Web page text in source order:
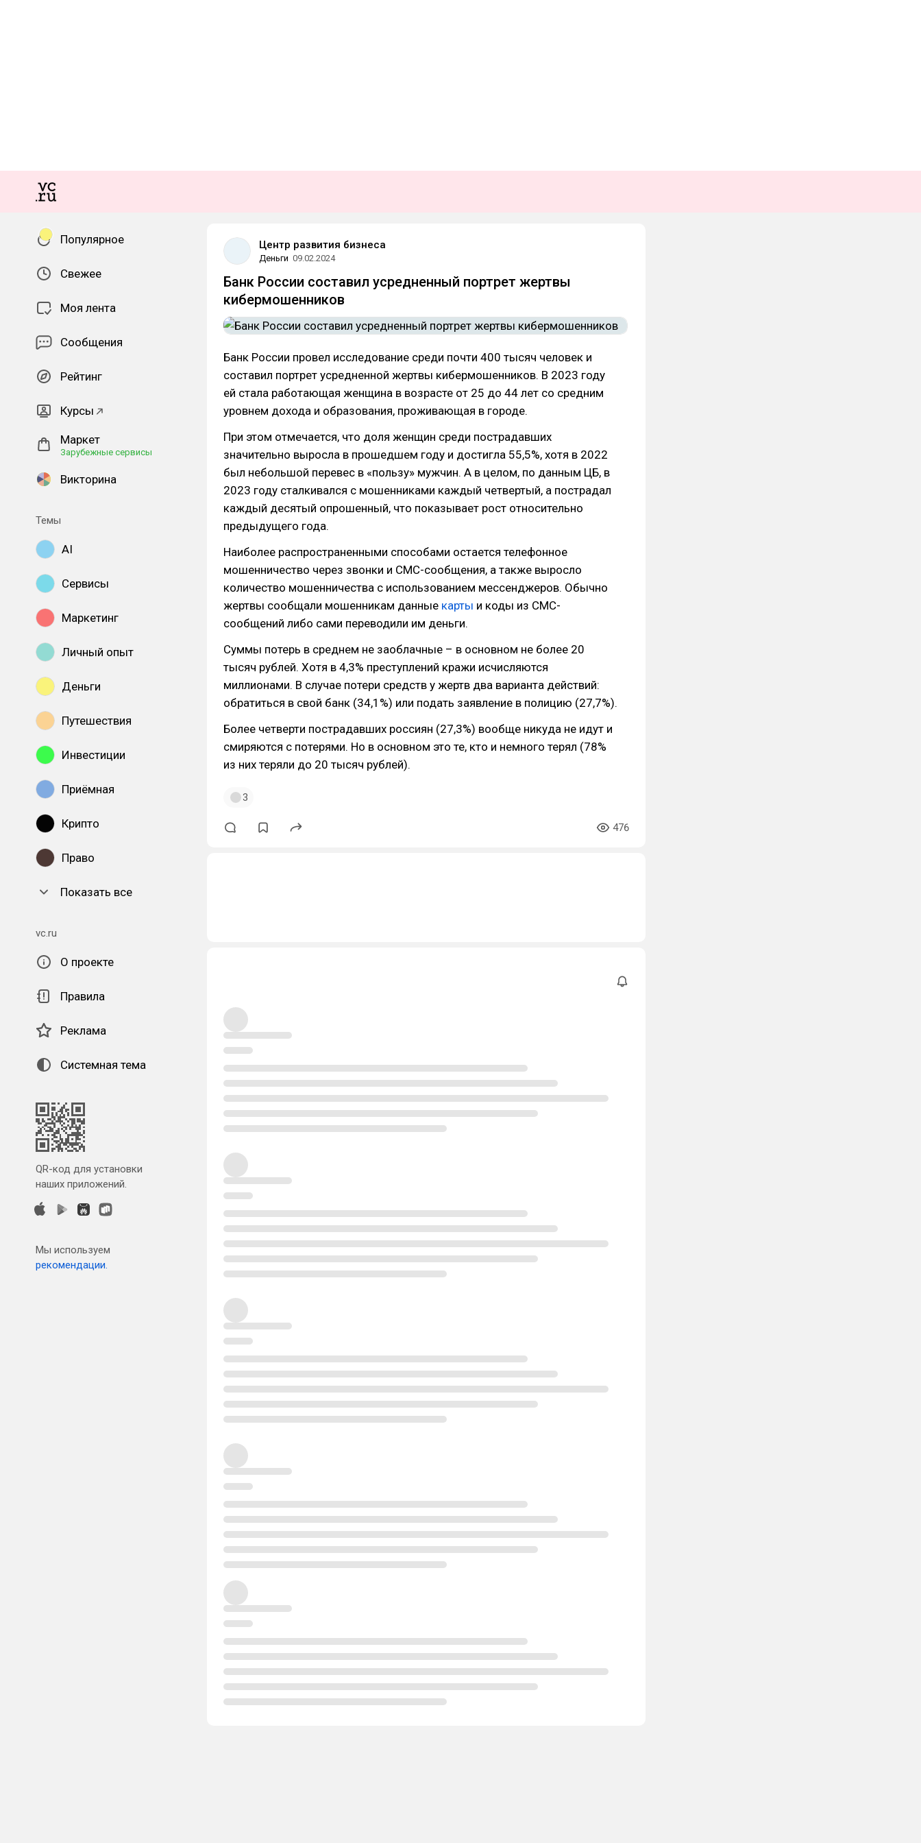
Популярное
Свежее
Моя лента
Сообщения
Рейтинг
Курсы
Маркет
Зарубежные сервисы
Викторина
Темы
AI
Сервисы
Маркетинг
Личный опыт
Деньги
Путешествия
Инвестиции
Приёмная
Крипто
Право
Показать все
vc.ru
О проекте
Правила
Реклама
Системная тема
QR-код для установки
наших приложений.
Мы используем
рекомендации.
Центр развития бизнеса
Деньги 09.02.2024
Банк России составил усредненный портрет жертвы
кибермошенников
Банк России провел исследование среди почти 400 тысяч человек и
составил портрет усредненной жертвы кибермошенников. В 2023 году
ей стала работающая женщина в возрасте от 25 до 44 лет со средним
уровнем дохода и образования, проживающая в городе.
При этом отмечается, что доля женщин среди пострадавших
значительно выросла в прошедшем году и достигла 55,5%, хотя в 2022
был небольшой перевес в «пользу» мужчин. А в целом, по данным ЦБ, в
2023 году сталкивался с мошенниками каждый четвертый, а пострадал
каждый десятый опрошенный, что показывает рост относительно
предыдущего года.
Наиболее распространенными способами остается телефонное
мошенничество через звонки и СМС-сообщения, а также выросло
количество мошенничества с использованием мессенджеров. Обычно
жертвы сообщали мошенникам данные карты и коды из СМС-
сообщений либо сами переводили им деньги.
Суммы потерь в среднем не заоблачные – в основном не более 20
тысяч рублей. Хотя в 4,3% преступлений кражи исчисляются
миллионами. В случае потери средств у жертв два варианта действий:
обратиться в свой банк (34,1%) или подать заявление в полицию (27,7%).
Более четверти пострадавших россиян (27,3%) вообще никуда не идут и
смиряются с потерями. Но в основном это те, кто и немного терял (78%
из них теряли до 20 тысяч рублей).
3
476